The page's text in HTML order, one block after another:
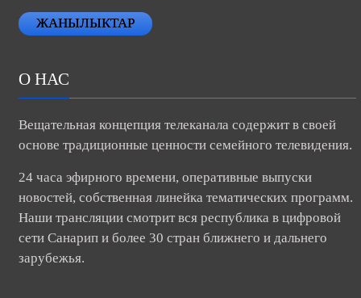
ЖАНЫЛЫКТАР
О НАС
Вещательная концепция телеканала содержит в своей
основе традиционные ценности семейного телевидения.
24 часа эфирного времени, оперативные выпуски
новостей, собственная линейка тематических программ.
Наши трансляции смотрит вся республика в цифровой
сети Санарип и более 30 стран ближнего и дальнего
зарубежья.